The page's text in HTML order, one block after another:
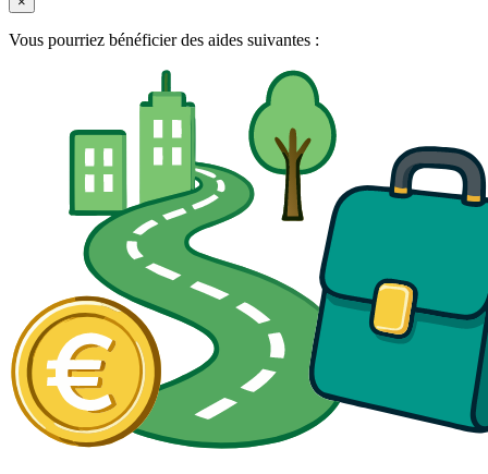
Vous pourriez bénéficier des aides suivantes :